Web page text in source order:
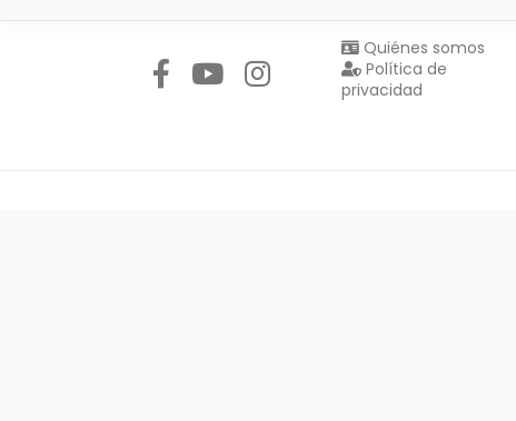
Quiénes somos
Política de
privacidad